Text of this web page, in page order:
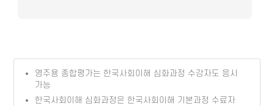
영주용 종합평가는 한국사회이해 심화과정 수강자도 응시
가능
한국사회이해 심화과정은 한국사회이해 기본과정 수료자